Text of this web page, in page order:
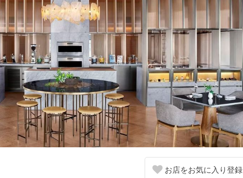
お店をお気に入り登録